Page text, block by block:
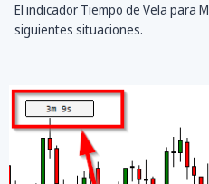
El indicador Tiempo de Vela para
siguientes situaciones.